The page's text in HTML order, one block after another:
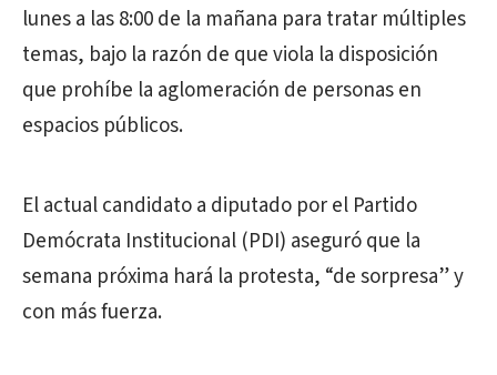
lunes a las 8:00 de la mañana para tratar múltiples
temas, bajo la razón de que viola la disposición
que prohíbe la aglomeración de personas en
espacios públicos.
El actual candidato a diputado por el Partido
Demócrata Institucional (PDI) aseguró que la
semana próxima hará la protesta, “de sorpresa” y
con más fuerza.